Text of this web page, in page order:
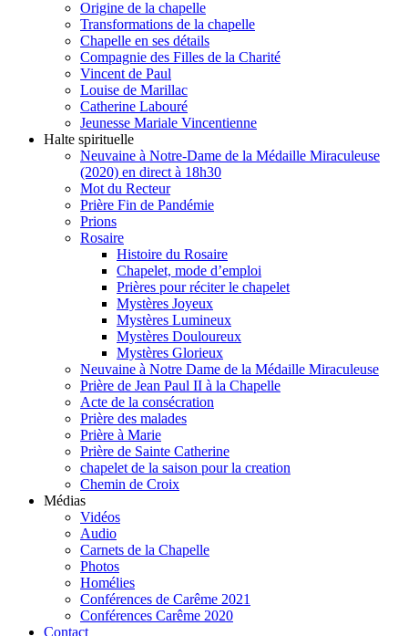
Origine de la chapelle
Transformations de la chapelle
Chapelle en ses détails
Compagnie des Filles de la Charité
Vincent de Paul
Louise de Marillac
Catherine Labouré
Jeunesse Mariale Vincentienne
Halte spirituelle
Neuvaine à Notre-Dame de la Médaille Miraculeuse
(2020) en direct à 18h30
Mot du Recteur
Prière Fin de Pandémie
Prions
Rosaire
Histoire du Rosaire
Chapelet, mode d’emploi
Prières pour réciter le chapelet
Mystères Joyeux
Mystères Lumineux
Mystères Douloureux
Mystères Glorieux
Neuvaine à Notre Dame de la Médaille Miraculeuse
Prière de Jean Paul II à la Chapelle
Acte de la consécration
Prière des malades
Prière à Marie
Prière de Sainte Catherine
chapelet de la saison pour la creation
Chemin de Croix
Médias
Vidéos
Audio
Carnets de la Chapelle
Photos
Homélies
Conférences de Carême 2021
Conférences Carême 2020
Contact